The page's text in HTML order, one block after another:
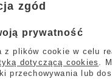
zgód
prywatność
z plików cookie w celu
dotyczącą cookies .
przechowywania lub